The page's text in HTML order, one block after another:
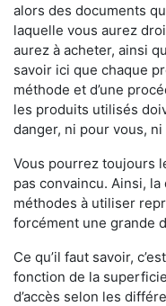
alors des documents
laquelle vous aurez
aurez à acheter, ainsi
savoir ici que chaque
méthode et d’une
les produits utilisés
danger, ni pour vous,
Vous pourrez toujours
pas convaincu. Ainsi,
méthodes à utiliser
forcément une grande
Ce qu’il faut savoir,
fonction de la
d’accès selon les